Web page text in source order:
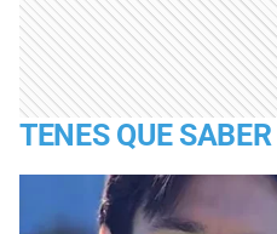
TENES QUE SABER